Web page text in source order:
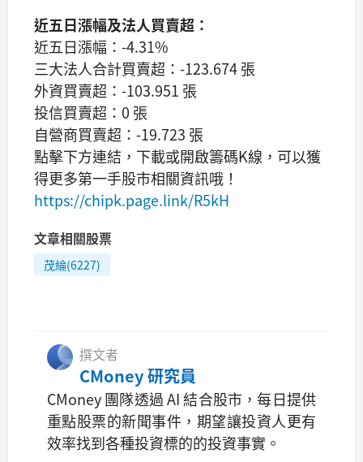
近五日漲幅及法人買賣超：
近五日漲幅：-4.31%
三大法人合計買賣超：-123.674 張
外資買賣超：-103.951 張
投信買賣超：0 張
自營商買賣超：-19.723 張
點擊下方連結，下載或開啟籌碼K線，可以獲
得更多第一手股市相關資訊哦！
https://chipk.page.link/R5kH
文章相關股票
茂綸(6227)
撰文者
CMoney 研究員
CMoney 團隊透過 AI 結合股市，每日提供
重點股票的新聞事件，期望讓投資人更有
效率找到各種投資標的的投資事實。